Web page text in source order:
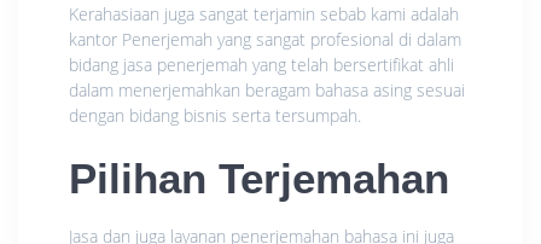
Kerahasiaan juga sangat terjamin sebab kami adalah
kantor Penerjemah yang sangat profesional di dalam
bidang jasa penerjemah yang telah bersertifikat ahli
dalam menerjemahkan beragam bahasa asing sesuai
dengan bidang bisnis serta tersumpah.
Pilihan Terjemahan
Jasa dan juga layanan penerjemahan bahasa ini juga